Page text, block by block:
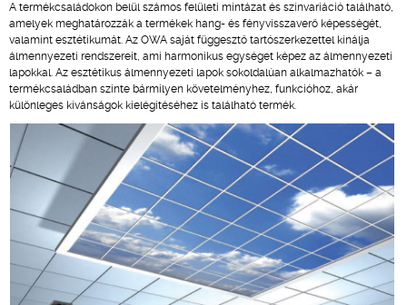
A termékcsaládokon belül számos felületi mintázat és színvariáció található,
amelyek meghatározzák a termékek hang- és fényvisszaverő képességét,
valamint esztétikumát. Az OWA saját függesztő tartószerkezettel kínálja
álmennyezeti rendszereit, ami harmonikus egységet képez az álmennyezeti
lapokkal. Az esztétikus álmennyezeti lapok sokoldalúan alkalmazhatók – a
termékcsaládban szinte bármilyen követelményhez, funkcióhoz, akár
különleges kívánságok kielégítéséhez is található termék.